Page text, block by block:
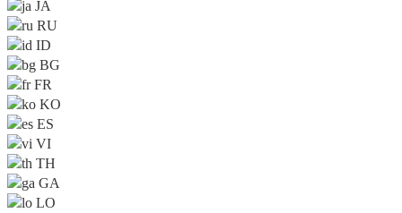
JA
RU
ID
BG
FR
KO
ES
VI
TH
GA
LO